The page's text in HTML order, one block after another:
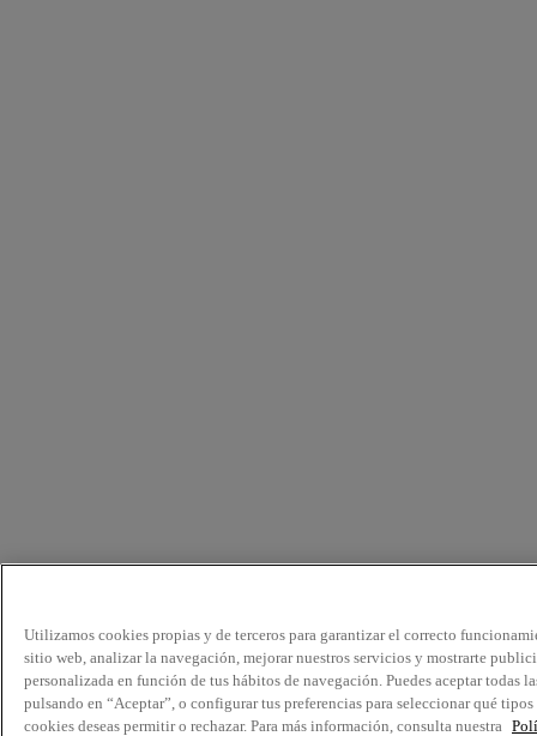
Utilizamos cookies propias y de terceros para garantizar el correcto
sitio web, analizar la navegación, mejorar nuestros servicios y mostrarte
personalizada en función de tus hábitos de navegación. Puedes aceptar todas
pulsando en “Aceptar”, o configurar tus preferencias para seleccionar qué tipos
cookies deseas permitir o rechazar. Para más información, consulta nuestra